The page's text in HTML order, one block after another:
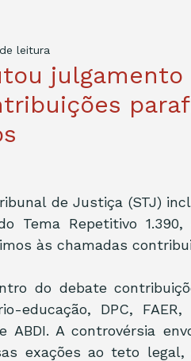
leitura
de Justiça (STJ)
Tema Repetitivo
às chamadas
do debate
educação, DPC, FAER,
ABDI. A controvérsia
exações ao teto